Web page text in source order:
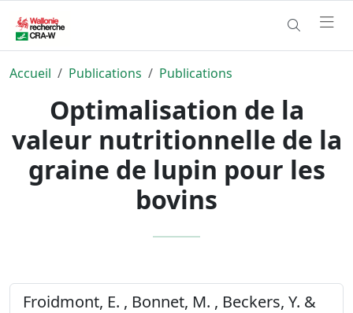
Accueil Publications Publications
Optimalisation de la
valeur nutritionnelle de la
graine de lupin pour les
bovins
Froidmont, E. , Bonnet, M. , Beckers, Y. &